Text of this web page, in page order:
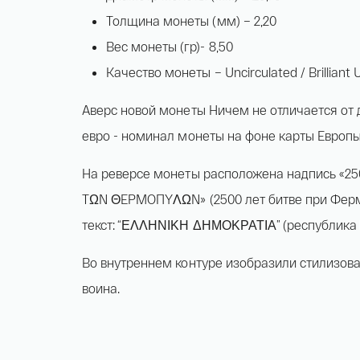
Толщина монеты (мм) – 2,20
Вес монеты (гр)- 8,50
Качество монеты – Uncirculated / Brilliant
Аверс новой монеты Ничем не отличается
евро - номинал монеты на фоне карты
На реверсе монеты расположена надпись
TΩN ΘЕРМОПYΛΩN» (2500 лет битве при
текст: “ΕΛΛΗΝΙΚΗ ΔΗΜΟΚΡΑΤΙΑ” (республика
Во внутреннем контуре изобразили
воина.